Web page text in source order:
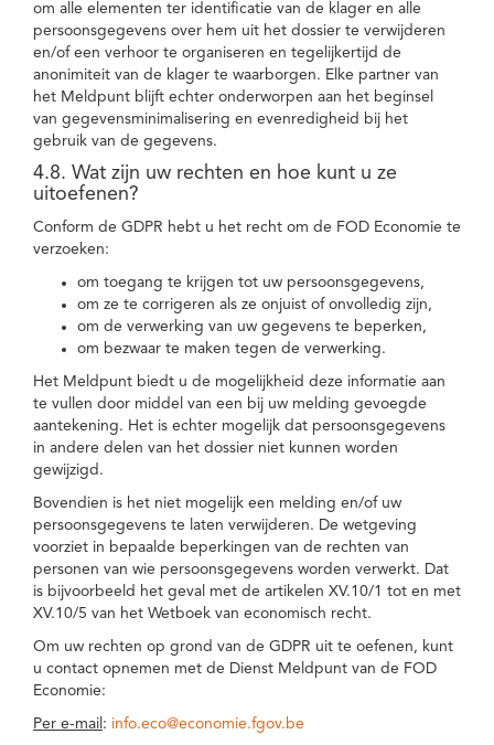
om alle elementen ter identificatie van de klager en alle
persoonsgegevens over hem uit het dossier te verwijderen
en/of een verhoor te organiseren en tegelijkertijd de
anonimiteit van de klager te waarborgen. Elke partner van
het Meldpunt blijft echter onderworpen aan het beginsel
van gegevensminimalisering en evenredigheid bij het
gebruik van de gegevens.
4.8. Wat zijn uw rechten en hoe kunt u ze
uitoefenen?
Conform de GDPR hebt u het recht om de FOD Economie te
verzoeken:
om toegang te krijgen tot uw persoonsgegevens,
om ze te corrigeren als ze onjuist of onvolledig zijn,
om de verwerking van uw gegevens te beperken,
om bezwaar te maken tegen de verwerking.
Het Meldpunt biedt u de mogelijkheid deze informatie aan
te vullen door middel van een bij uw melding gevoegde
aantekening. Het is echter mogelijk dat persoonsgegevens
in andere delen van het dossier niet kunnen worden
gewijzigd.
Bovendien is het niet mogelijk een melding en/of uw
persoonsgegevens te laten verwijderen. De wetgeving
voorziet in bepaalde beperkingen van de rechten van
personen van wie persoonsgegevens worden verwerkt. Dat
is bijvoorbeeld het geval met de artikelen XV.10/1 tot en met
XV.10/5 van het Wetboek van economisch recht.
Om uw rechten op grond van de GDPR uit te oefenen, kunt
u contact opnemen met de Dienst Meldpunt van de FOD
Economie:
Per e-mail : info.eco@economie.fgov.be